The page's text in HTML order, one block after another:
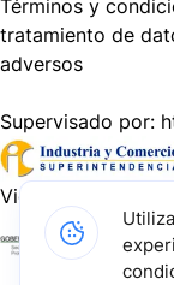
Términos y
tratamiento de
adversos
Supervisado por:
Vigilado por:
Gracias a